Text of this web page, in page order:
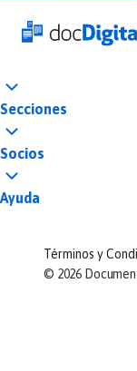
Secciones
Socios
Ayuda
© 2026
Términos y